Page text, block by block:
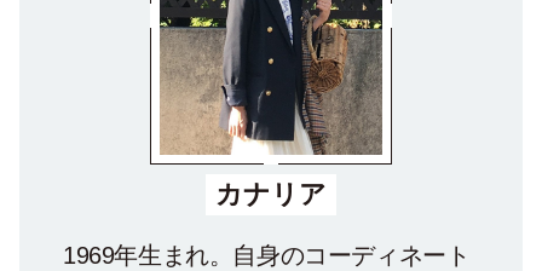
カナリア
1969年生まれ。自身のコーディネート